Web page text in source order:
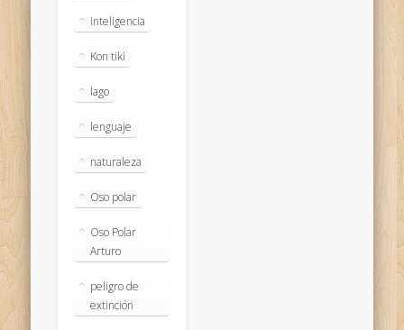
inteligencia
Kon tiki
lago
lenguaje
naturaleza
Oso polar
Oso Polar
Arturo
peligro de
extinción